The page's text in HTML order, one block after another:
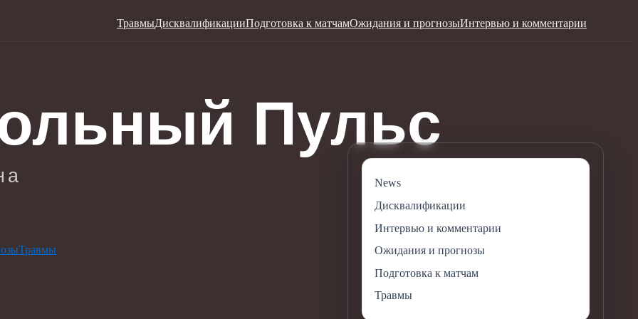
ТравмыДисквалификацииПодготовка к матчамОжидания и прогнозыИнтервью и комментарии
Травмы
News
Дисквалификации
Интервью и комментарии
Ожидания и прогнозы
Подготовка к матчам
Травмы